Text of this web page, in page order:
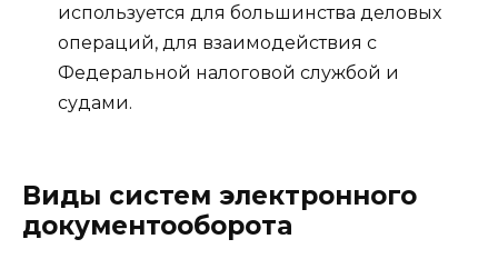
используется для большинства деловых
операций, для взаимодействия с
Федеральной налоговой службой и
судами.
Виды систем электронного
документооборота